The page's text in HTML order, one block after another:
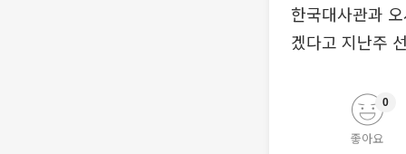
한국대사관과
겠다고 지난주
좋아요
0